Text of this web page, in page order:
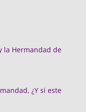
la Hermandad de
¿Y si este